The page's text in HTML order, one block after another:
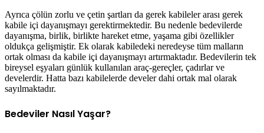
Ayrıca çölün zorlu ve çetin şartları da gerek kabileler arası gerek
kabile içi dayanışmayı gerektirmektedir. Bu nedenle bedevilerde
dayanışma, birlik, birlikte hareket etme, yaşama gibi özellikler
oldukça gelişmiştir. Ek olarak kabiledeki neredeyse tüm malların
ortak olması da kabile içi dayanışmayı artırmaktadır. Bedevilerin tek
bireysel eşyaları günlük kullanılan araç-gereçler, çadırlar ve
develerdir. Hatta bazı kabilelerde develer dahi ortak mal olarak
sayılmaktadır.
Bedeviler Nasıl Yaşar?